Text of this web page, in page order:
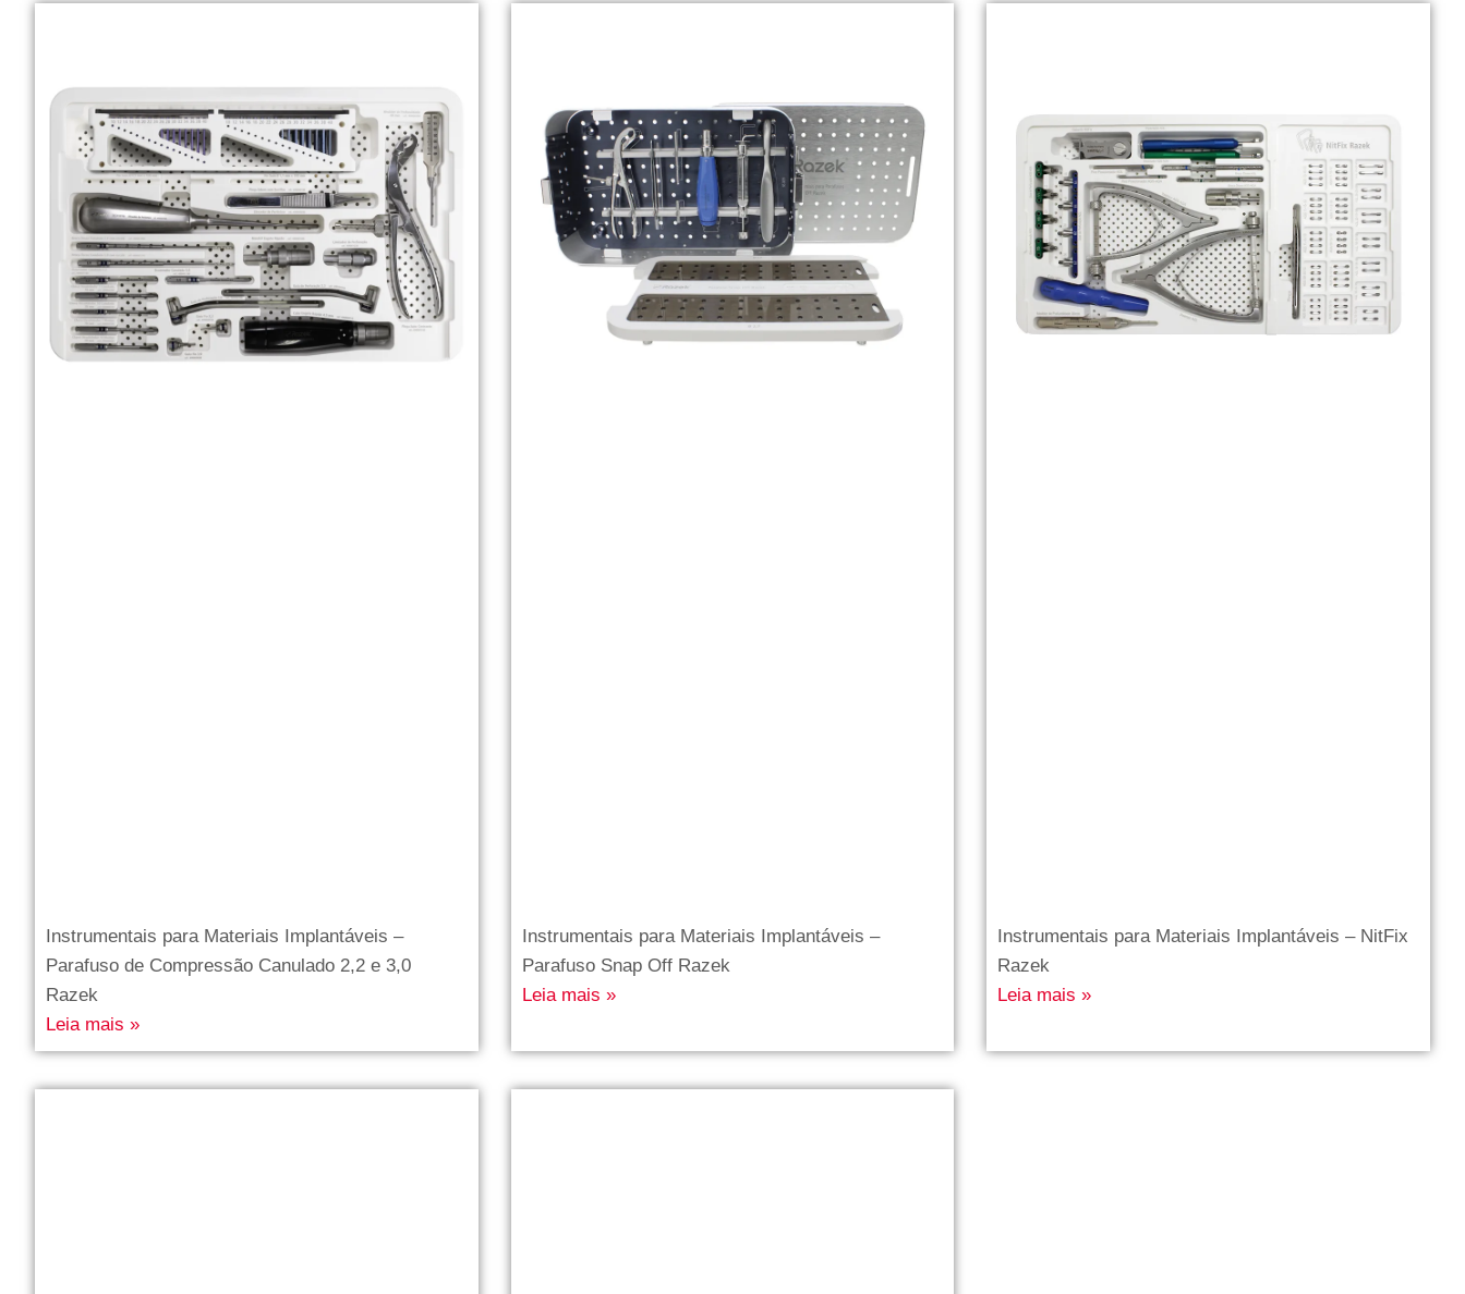
Instrumentais para Materiais Implantáveis –
Parafuso de Compressão Canulado 2,2 e 3,0
Razek
Leia mais »
Instrumentais para Materiais Implantáveis –
Parafuso Snap Off Razek
Leia mais »
Instrumentais para Materiais Implantáveis – NitFix
Razek
Leia mais »